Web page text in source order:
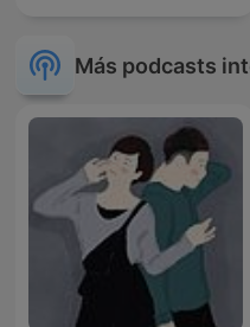
Más podcasts